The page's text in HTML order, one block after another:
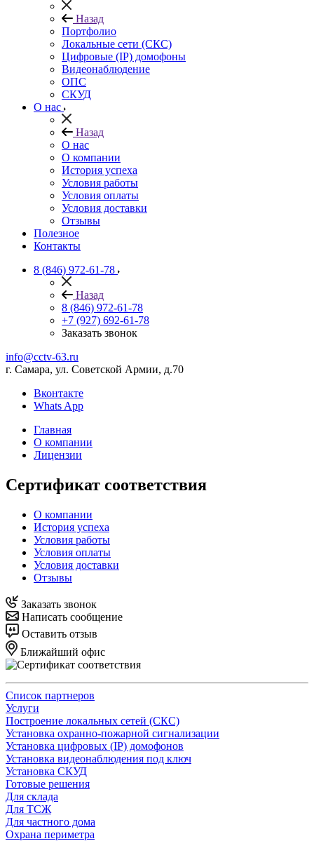
Назад
Портфолио
Локальные сети (СКС)
Цифровые (IP) домофоны
Видеонаблюдение
ОПС
СКУД
О нас
Назад
О нас
О компании
История успеха
Условия работы
Условия оплаты
Условия доставки
Отзывы
Полезное
Контакты
8 (846) 972-61-78
Назад
8 (846) 972-61-78
+7 (927) 692-61-78
Заказать звонок
info@cctv-63.ru
г. Самара, ул. Советской Армии, д.70
Вконтакте
Whats App
Главная
О компании
Лицензии
Сертификат соответствия
О компании
История успеха
Условия работы
Условия оплаты
Условия доставки
Отзывы
Заказать звонок
Написать сообщение
Оставить отзыв
Ближайший офис
Список партнеров
Услуги
Построение локальных сетей (СКС)
Установка охранно-пожарной сигнализации
Установка цифровых (IP) домофонов
Установка видеонаблюдения под ключ
Установка СКУД
Готовые решения
Для склада
Для ТСЖ
Для частного дома
Охрана периметра